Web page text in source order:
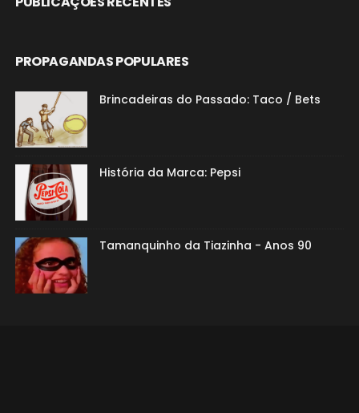
PROPAGANDAS POPULARES
Brincadeiras do Passado: Taco / Bets
História da Marca: Pepsi
Tamanquinho da Tiazinha - Anos 90